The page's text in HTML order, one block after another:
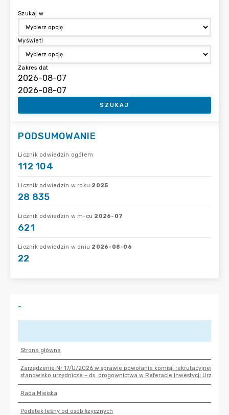
Szukaj w
Wyświetl
Zakres dat
SZUKAJ
PODSUMOWANIE
Licznik odwiedzin ogółem
112 104
Licznik odwiedzin w roku 2025
28 835
Licznik odwiedzin w m-cu 2026-07
621
Licznik odwiedzin w dniu 2026-08-06
22
-
Strona główna
Zarządzenie Nr 17/U/2026 w sprawie powołania komisji rekrutacyjnej do
stanowisko urzędnicze – ds. drogownictwa w Referacie Inwestycji Urzędu
Rada Miejska
Podatek leśny od osób fizycznych